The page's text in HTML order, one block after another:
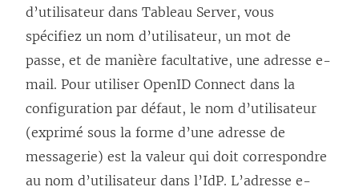
d’utilisateur dans Tableau Server, vous
spécifiez un nom d’utilisateur, un mot de
passe, et de manière facultative, une adresse e-
mail. Pour utiliser OpenID Connect dans la
configuration par défaut, le nom d’utilisateur
(exprimé sous la forme d’une adresse de
messagerie) est la valeur qui doit correspondre
au nom d’utilisateur dans l’IdP. L’adresse e-